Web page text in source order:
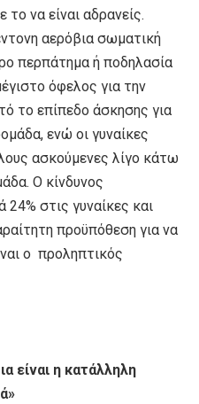
να είναι αδρανείς.
αερόβια σωματική
περπάτημα ή ποδηλασία
όφελος για την
το επίπεδο άσκησης για
ενώ οι γυναίκες
ασκούμενες λίγο κάτω
Ο κίνδυνος
στις γυναίκες και
προϋπόθεση για να
ο προληπτικός
είναι η κατάλληλη